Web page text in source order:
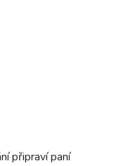
připraví paní